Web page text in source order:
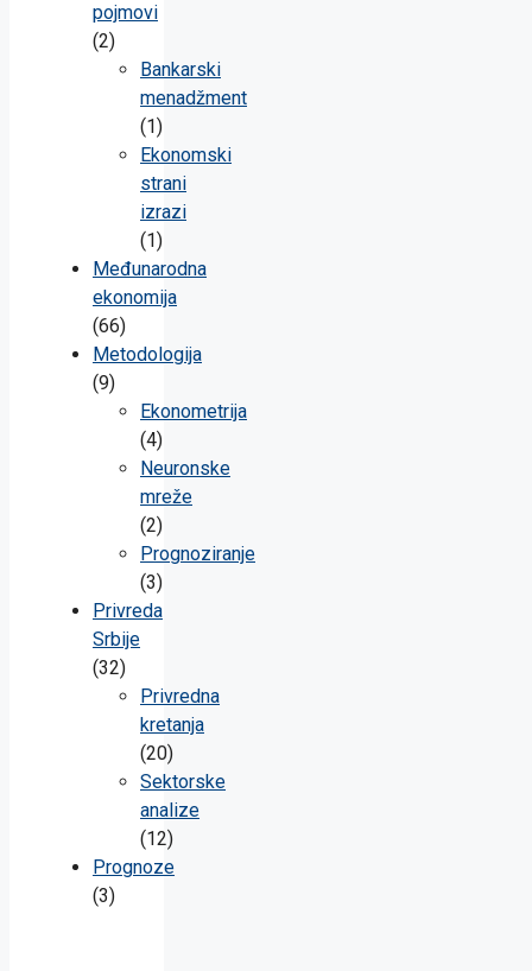
pojmovi
(2)
Bankarski
menadžment
(1)
Ekonomski
strani
izrazi
(1)
Međunarodna
ekonomija
(66)
Metodologija
(9)
Ekonometrija
(4)
Neuronske
mreže
(2)
Prognoziranje
(3)
Privreda
Srbije
(32)
Privredna
kretanja
(20)
Sektorske
analize
(12)
Prognoze
(3)